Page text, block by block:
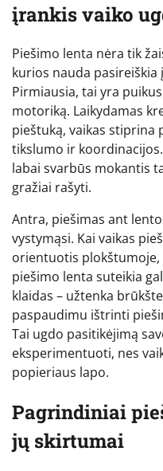
įrankis vaiko
Piešimo lenta nėra tik
kurios nauda
Pirmiausia, tai yra
motoriką. Laikydamas
pieštuką, vaikas stiprina
tikslumo ir
labai svarbūs mokantis
gražiai rašyti.
Antra, piešimas ant
vystymąsi. Kai vaikas
orientuotis
piešimo lenta suteikia
klaidas – užtenka
paspaudimu ištrinti
Tai ugdo pasitikėjimą
eksperimentuoti, nes
popieriaus lapo.
Pagrindiniai
jų skirtumai